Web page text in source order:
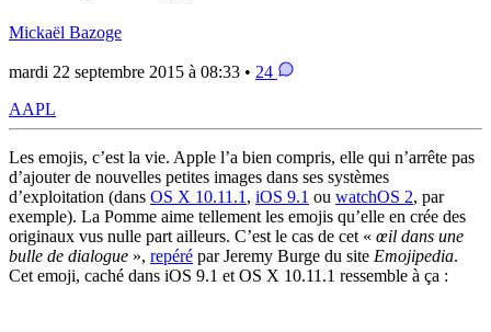
Mickaël Bazoge
mardi 22 septembre 2015 à 08:33 • 24
AAPL
Les emojis, c’est la vie. Apple l’a bien compris, elle qui n’arrête pas
d’ajouter de nouvelles petites images dans ses systèmes
d’exploitation (dans OS X 10.11.1 , iOS 9.1 ou watchOS 2, par
exemple). La Pomme aime tellement les emojis qu’elle en crée des
originaux vus nulle part ailleurs. C’est le cas de cet « œil dans une
bulle de dialogue », repéré par Jeremy Burge du site Emojipedia.
Cet emoji, caché dans iOS 9.1 et OS X 10.11.1 ressemble à ça :